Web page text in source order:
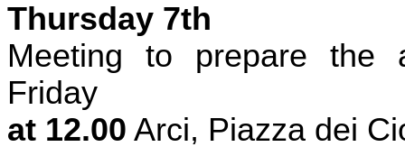
Thursday 7th
Meeting to prepare the
Friday
at 12.00 Arci, Piazza dei